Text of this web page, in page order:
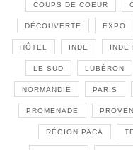
COUPS DE COEUR
DÉCOUVERTE EXPO
HÔTEL INDE INDE
LE SUD LUBÉRON
NORMANDIE PARIS
PROMENADE
RÉGION PACA